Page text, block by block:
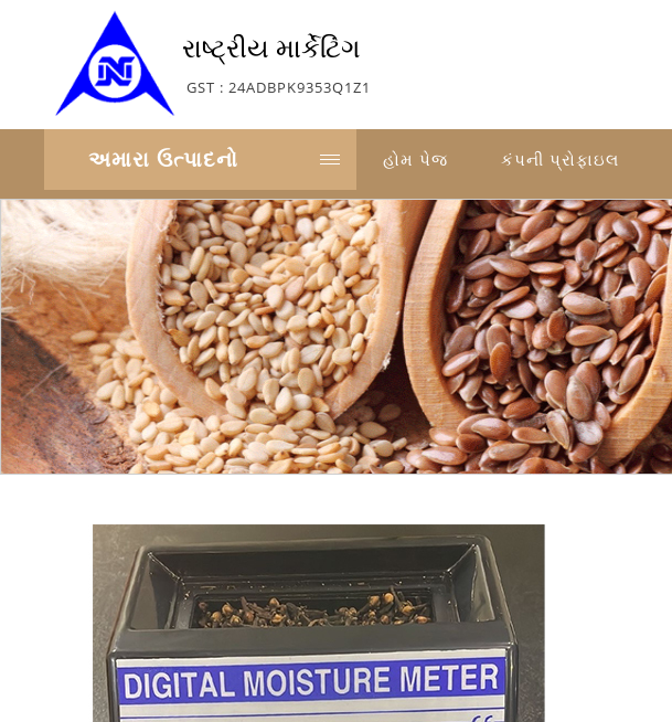
રાષ્ટ્રીય માર્કેટિંગ
GST : 24ADBPK9353Q1Z1
અમારા ઉત્પાદનો હોમ પેજ કંપની પ્રોફાઇલ